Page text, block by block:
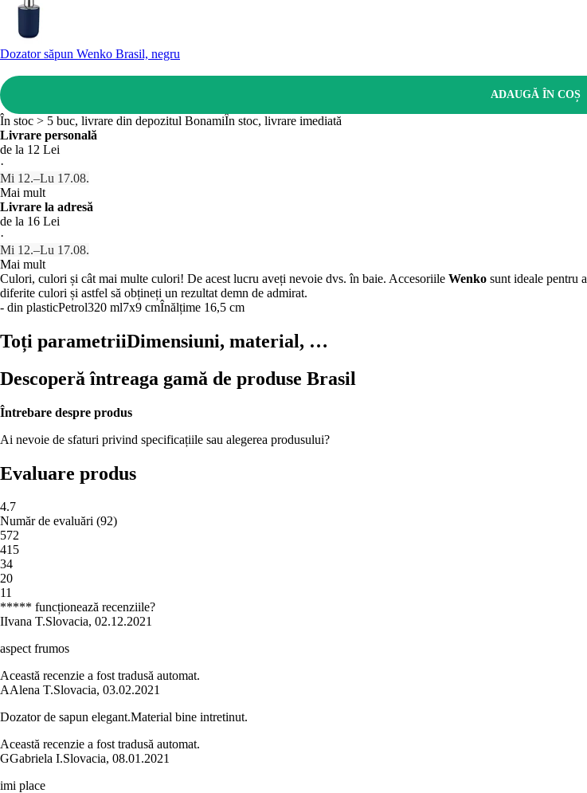
Dozator săpun Wenko Brasil, negru
ADAUGĂ ÎN COȘ
În stoc > 5 buc, livrare din depozitul BonamiÎn stoc, livrare imediată
Livrare personală
de la 12 Lei
·
Mi 12.–Lu 17.08.
Mai mult
Livrare la adresă
de la 16 Lei
·
Mi 12.–Lu 17.08.
Mai mult
Culori, culori și cât mai multe culori! De acest lucru aveți nevoie dvs. în baie. Accesoriile Wenko sunt ideale pentru
diferite culori și astfel să obțineți un rezultat demn de admirat.
- din plasticPetrol320 ml7x9 cmÎnălțime 16,5 cm
Toți parametriiDimensiuni, material, …
Descoperă întreaga gamă de produse Brasil
Întrebare despre produs
Ai nevoie de sfaturi privind specificațiile sau alegerea produsului?
Evaluare produs
4.7
Număr de evaluări (92)
572
415
34
20
11
***** funcționează recenziile?
IIvana T.Slovacia, 02.12.2021
aspect frumos
Această recenzie a fost tradusă automat.
AAlena T.Slovacia, 03.02.2021
Dozator de sapun elegant.Material bine intretinut.
Această recenzie a fost tradusă automat.
GGabriela I.Slovacia, 08.01.2021
imi place